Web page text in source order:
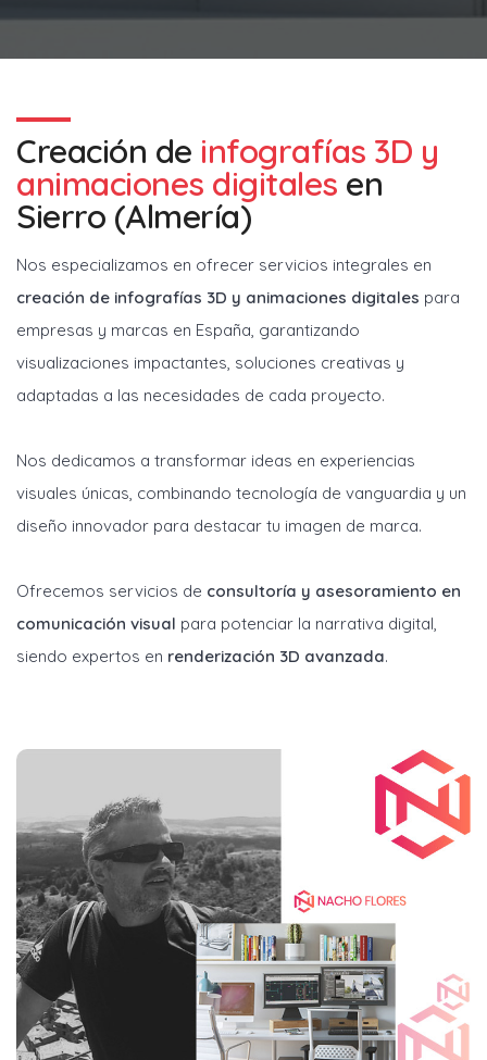
Creación de infografías 3D y
animaciones digitales en
Sierro (Almería)
Nos especializamos en ofrecer servicios integrales en
creación de infografías 3D y animaciones digitales para
empresas y marcas en España, garantizando
visualizaciones impactantes, soluciones creativas y
adaptadas a las necesidades de cada proyecto.
Nos dedicamos a transformar ideas en experiencias
visuales únicas, combinando tecnología de vanguardia y un
diseño innovador para destacar tu imagen de marca.
Ofrecemos servicios de consultoría y asesoramiento en
comunicación visual para potenciar la narrativa digital,
siendo expertos en renderización 3D avanzada.